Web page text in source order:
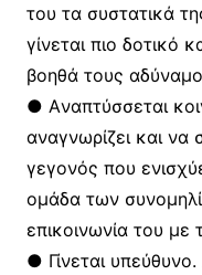
του τα συστατικά
γίνεται πιο δοτικό
βοηθά τους
● Aναπτύσσεται
αναγνωρίζει και να
γεγονός που
ομάδα των
επικοινωνία του
● Γίνεται